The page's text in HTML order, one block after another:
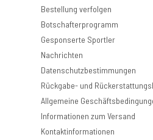
Bestellung verfolgen
Botschafterprogramm
Gesponserte Sportler
Nachrichten
Datenschutzbestimmungen
Rückgabe- und
Allgemeine
Informationen zum Versand
Kontaktinformationen